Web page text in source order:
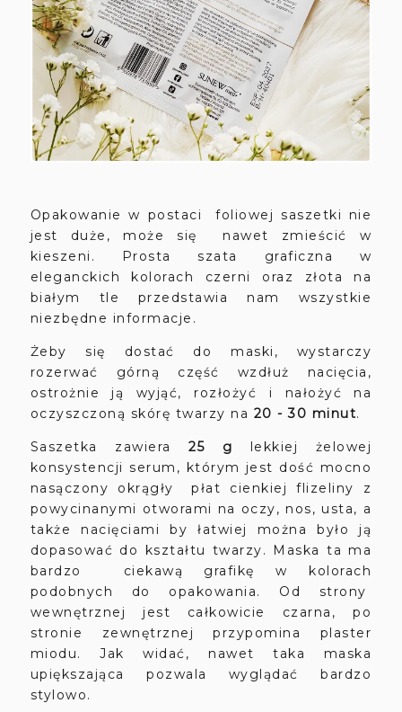
Opakowanie w postaci foliowej saszetki nie
jest duże, może się nawet zmieścić w
kieszeni. Prosta szata graficzna w
eleganckich kolorach czerni oraz złota na
białym tle przedstawia nam wszystkie
niezbędne informacje.
Żeby się dostać do maski, wystarczy
rozerwać górną część wzdłuż nacięcia,
ostrożnie ją wyjąć, rozłożyć i nałożyć na
oczyszczoną skórę twarzy na 20 - 30 minut.
Saszetka zawiera25 g lekkiej żelowej
konsystencji serum, którym jest dość mocno
nasączony okrągły płat cienkiej flizeliny z
powycinanymi otworami na oczy, nos, usta, a
także nacięciami by łatwiej można było ją
dopasować do kształtu twarzy. Maska ta ma
bardzo ciekawą grafikę w kolorach
podobnych do opakowania. Od strony
wewnętrznej jest całkowicie czarna, po
stronie zewnętrznej przypomina plaster
miodu. Jak widać, nawet taka maska
upiększająca pozwala wyglądać bardzo
stylowo.